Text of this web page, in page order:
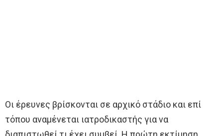
Οι έρευνες βρίσκονται σε αρχικό στάδιο και επί
τόπου αναμένεται ιατροδικαστής για να